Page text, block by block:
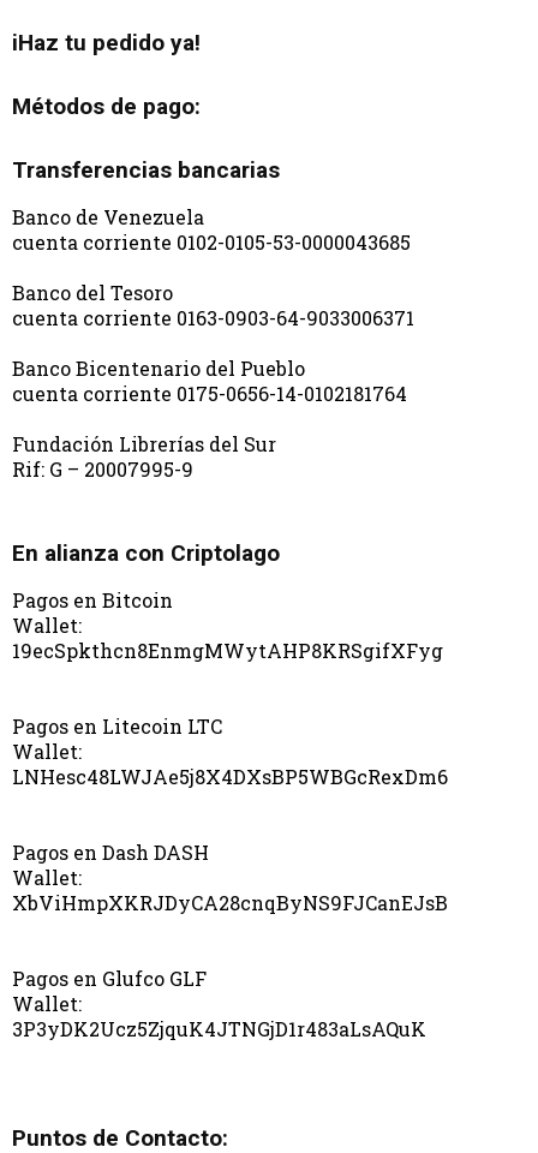
iHaz tu pedido ya!
Métodos de pago:
Transferencias bancarias
Banco de Venezuela
cuenta corriente 0102-0105-53-0000043685
Banco del Tesoro
cuenta corriente 0163-0903-64-9033006371
Banco Bicentenario del Pueblo
cuenta corriente 0175-0656-14-0102181764
Fundación Librerías del Sur
Rif: G – 20007995-9
En alianza con Criptolago
Pagos en Bitcoin
Wallet:
19ecSpkthcn8EnmgMWytAHP8KRSgifXFyg
Pagos en Litecoin LTC
Wallet:
LNHesc48LWJAe5j8X4DXsBP5WBGcRexDm6
Pagos en Dash DASH
Wallet:
XbViHmpXKRJDyCA28cnqByNS9FJCanEJsB
Pagos en Glufco GLF
Wallet:
3P3yDK2Ucz5ZjquK4JTNGjD1r483aLsAQuK
Puntos de Contacto: